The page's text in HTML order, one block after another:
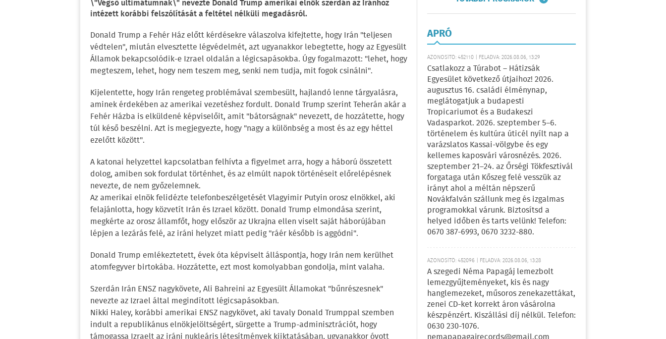
\"Végső ultimátumnak\" nevezte Donald Trump amerikai elnök szerdán az Iránhoz
intézett korábbi felszólítását a feltétel nélküli megadásról.
Donald Trump a Fehér Ház előtt kérdésekre válaszolva kifejtette, hogy Irán "teljesen
védtelen", miután elvesztette légvédelmét, azt ugyanakkor lebegtette, hogy az Egyesült
Államok bekapcsolódik-e Izrael oldalán a légicsapásokba. Úgy fogalmazott: "lehet, hogy
megteszem, lehet, hogy nem teszem meg, senki nem tudja, mit fogok csinálni".
Kijelentette, hogy Irán rengeteg problémával szembesült, hajlandó lenne tárgyalásra,
aminek érdekében az amerikai vezetéshez fordult. Donald Trump szerint Teherán akár a
Fehér Házba is elküldené képviselőit, amit "bátorságnak" nevezett, de hozzátette, hogy
túl késő beszélni. Azt is megjegyezte, hogy "nagy a különbség a most és az egy héttel
ezelőtt között".
A katonai helyzettel kapcsolatban felhívta a figyelmet arra, hogy a háború összetett
dolog, amiben sok fordulat történhet, és az elmúlt napok történéseit előrelépésnek
nevezte, de nem győzelemnek.
Az amerikai elnök felidézte telefonbeszélgetését Vlagyimir Putyin orosz elnökkel, aki
felajánlotta, hogy közvetít Irán és Izrael között. Donald Trump elmondása szerint,
megkérte az orosz államfőt, hogy először az Ukrajna ellen viselt saját háborújában
lépjen a lezárás felé, az iráni helyzet miatt pedig "ráér később is aggódni".
Donald Trump emlékeztetett, évek óta képviselt álláspontja, hogy Irán nem kerülhet
atomfegyver birtokába. Hozzátette, ezt most komolyabban gondolja, mint valaha.
Szerdán Irán ENSZ nagykövete, Ali Bahreini az Egyesült Államokat "bűnrészesnek"
nevezte az Izrael által megindított légicsapásokban.
Nikki Haley, korábbi amerikai ENSZ nagykövet, aki tavaly Donald Trumppal szemben
indult a republikánus elnökjelöltségért, sürgette a Trump-adminisztrációt, hogy
APRÓ
AZONOSÍTÓ: 452110 | FELADVA: 2026.08.06, 13:29
Csatlakozz a Túrabot – Hátizsák
Egyesület következő útjaihoz! 2026.
augusztus 16. családi élménynap,
meglátogatjuk a budapesti
Tropicariumot és a Budakeszi
Vadasparkot. 2026. szeptember 5–6.
történelem és kultúra úticél nyílt nap a
varázslatos Kassai-völgybe és egy
kellemes kaposvári városnézés. 2026.
szeptember 21–24. az Őrségi Tökfesztivál
forgataga után Kőszeg felé vesszük az
irányt ahol a méltán népszerű
Novákfalván szállunk meg és izgalmas
programokkal várunk. Biztosítsd a
helyed időben és tarts velünk! Telefon:
0670 387-6993, 0670 3232-880.
AZONOSÍTÓ: 452096 | FELADVA: 2026.08.06, 13:28
A szegedi Néma Papagáj lemezbolt
lemezgyűjteményeket, kis és nagy
hanglemezeket, műsoros zenekazettákat,
zenei CD-ket korrekt áron vásárolna
készpénzért. Kiszállási díj nélkül. Telefon:
0630 230-1076.